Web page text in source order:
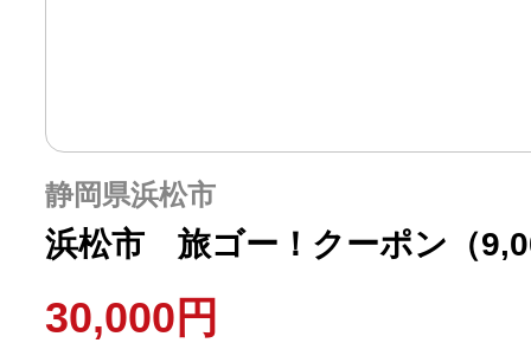
静岡県浜松市
浜松市 旅ゴー！クーポン（
30,000円